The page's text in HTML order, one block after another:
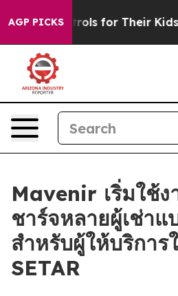
AGP PICKS
Controls for Their Kids.
Mavenir เริ่มใช้ง
ชาร์จหลายผู้เช่า
สำหรับผู้ให้บริการ
SETAR